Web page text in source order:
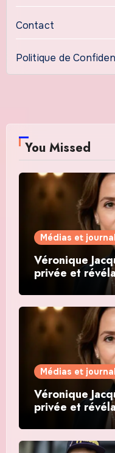
Contact
Politique de
You Missed
Médias et
Véronique
privée et
Médias et
Véronique
privée et